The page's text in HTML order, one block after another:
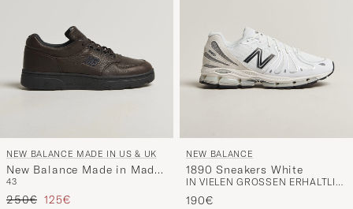
NEW BALANCE MADE IN US & UK
New Balance Made in Made
In UK Allerdale Sneakers
Dark Brown Grain
43
Regulärer Preis
250€ Reduzierter Preis
125€
NEW BALANCE
1890 Sneakers White
IN VIELEN GRÖSSEN ERHÄLTLICH
190€